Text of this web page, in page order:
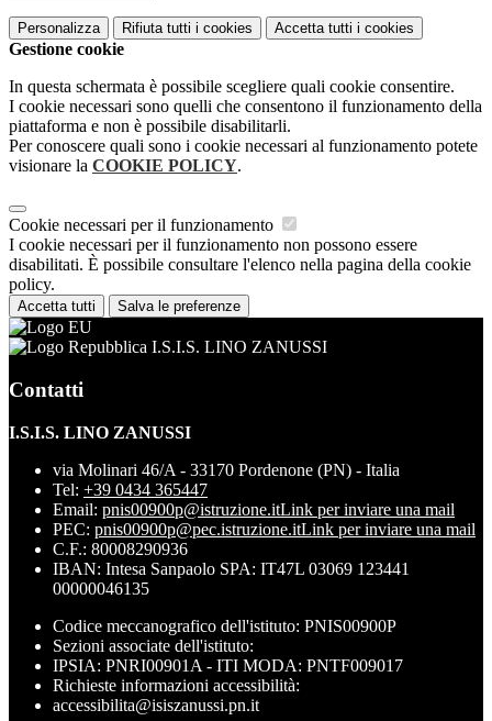
Personalizza Rifiuta tutti i cookies Accetta tutti i cookies
Gestione cookie
In questa schermata è possibile scegliere quali cookie consentire.
I cookie necessari sono quelli che consentono il funzionamento della
piattaforma e non è possibile disabilitarli.
Per conoscere quali sono i cookie necessari al funzionamento potete
visionare la COOKIE POLICY.
Cookie necessari per il funzionamento
I cookie necessari per il funzionamento non possono essere
disabilitati. È possibile consultare l'elenco nella pagina della cookie
policy.
Accetta tutti Salva le preferenze
I.S.I.S. LINO ZANUSSI
Contatti
I.S.I.S. LINO ZANUSSI
via Molinari 46/A - 33170 Pordenone (PN) - Italia
Tel: +39 0434 365447
Email: pnis00900p@istruzione.itLink per inviare una mail
PEC: pnis00900p@pec.istruzione.itLink per inviare una mail
C.F.: 80008290936
IBAN: Intesa Sanpaolo SPA: IT47L 03069 123441
00000046135
Codice meccanografico dell'istituto: PNIS00900P
Sezioni associate dell'istituto:
IPSIA: PNRI00901A - ITI MODA: PNTF009017
Richieste informazioni accessibilità:
accessibilita@isiszanussi.pn.it